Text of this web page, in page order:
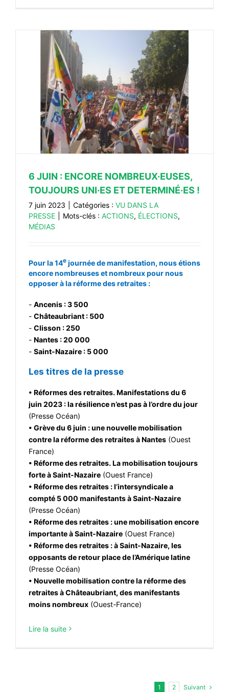
6 JUIN : ENCORE NOMBREUX·EUSES,
TOUJOURS UNI·ES ET DETERMINÉ·ES !
7 juin 2023 Catégories : VU DANS LA
PRESSE
Mots-clés : ACTIONS, ÉLECTIONS,
MÉDIAS
Pour la 14e journée de manifestation, nous étions
encore nombreuses et nombreux pour nous
opposer à la réforme des retraites :
- Ancenis : 3 500
- Châteaubriant : 500
- Clisson : 250
- Nantes : 20 000
- Saint-Nazaire : 5 000
Les titres de la presse
• Réformes des retraites. Manifestations du 6
juin 2023 : la résilience n’est pas à l’ordre du jour
(Presse Océan)
• Grève du 6 juin : une nouvelle mobilisation
contre la réforme des retraites à Nantes (Ouest
France)
• Réforme des retraites. La mobilisation toujours
forte à Saint-Nazaire (Ouest France)
• Réforme des retraites : l’intersyndicale a
compté 5 000 manifestants à Saint-Nazaire
(Presse Océan)
• Réforme des retraites : une mobilisation encore
importante à Saint-Nazaire (Ouest France)
• Réforme des retraites : à Saint-Nazaire, les
opposants de retour place de l’Amérique latine
(Presse Océan)
• Nouvelle mobilisation contre la réforme des
retraites à Châteaubriant, des manifestants
moins nombreux (Ouest-France)
Lire la suite
1 2 Suivant